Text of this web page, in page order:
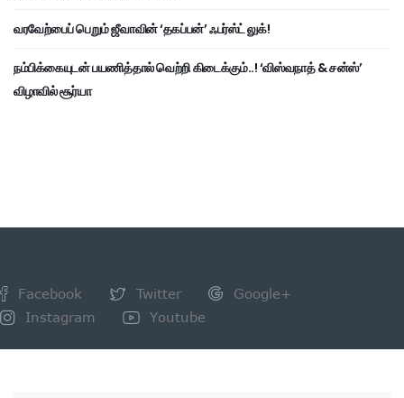
வரவேற்பைப் பெறும் ஜீவாவின் ‘தகப்பன்’ ஃபர்ஸ்ட் லுக்!
நம்பிக்கையுடன் பயணித்தால் வெற்றி கிடைக்கும்..! ‘விஸ்வநாத் & சன்ஸ்’
விழாவில் சூர்யா
Facebook Twitter
Google+
Instagram
Youtube